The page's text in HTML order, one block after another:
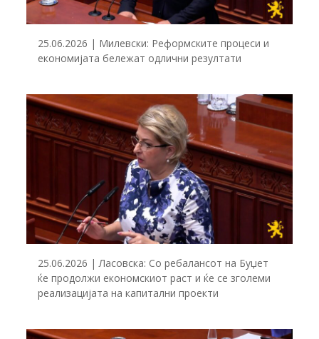
25.06.2026 | Милевски: Реформските процеси и
економијата бележат одлични резултати
25.06.2026 | Ласовска: Со ребалансот на Буџет
ќе продолжи економскиот раст и ќе се зголеми
реализацијата на капитални проекти